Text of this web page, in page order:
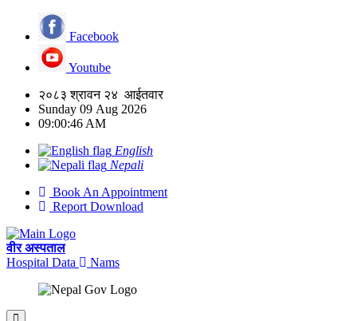
Facebook
Youtube
२०८३ श्रावन २४ आईतवार
Sunday 09 Aug 2026
09:00:47 AM
English
Nepali
Book An Appointment
Report Download
वीर अस्पताल
Hospital Data
Nams